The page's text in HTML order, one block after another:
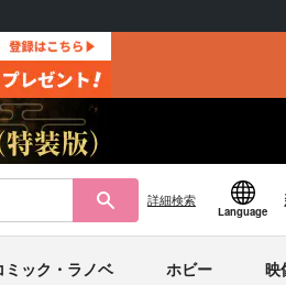
詳細検索
Language
ミック・ラノベ ホビー 映